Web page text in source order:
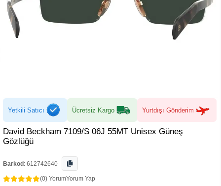
Yetkili Satıcı Ücretsiz Kargo Yurtdışı Gönderim
David Beckham 7109/S 06J 55MT Unisex Güneş
Gözlüğü
Barkod : 612742640
(0) YorumYorum Yap